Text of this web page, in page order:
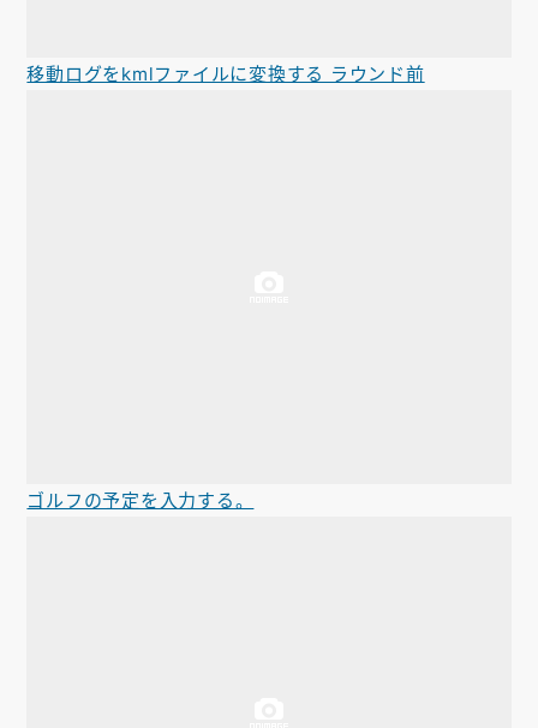
移動ログをkmlファイルに変換する ラウンド前
ゴルフの予定を入力する。